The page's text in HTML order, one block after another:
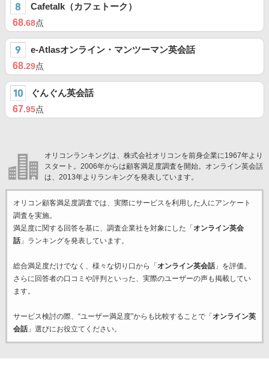
Cafetalk（カフェトーク）
68.68点
e-Atlasオンライン・マンツーマン英会話
68.29点
ぐんぐん英会話
67.95点
オリコンランキングは、株式会社オリコンを前身企業に1967年より
スタート。2006年からは顧客満足度調査を開始。オンライン英会話
は、2013年よりランキングを発表しています。
オリコン顧客満足度調査では、実際にサービスを利用した 人にアンケート
調査を実施。
満足度に関する回答を基に、調査企業社を対象にした「 オンライン英会
話」ランキングを発表しています。
総合満足度だけでなく、様々な切り口から「 オンライン英会話」を評価。
さらに回答者の口コミや評判といった、実際のユーザーの声も掲載してい
ます。
サービス検討の際、“ユーザー満足度”からも比較することで「 オンライン英
会話」選びにお役立てください。